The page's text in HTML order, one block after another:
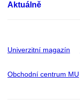
Aktuálně
Univerzitní magazín
Obchodní centrum MU